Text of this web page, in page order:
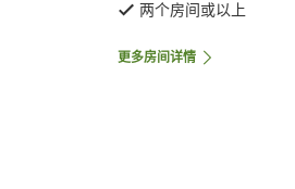
两个房间或以上
更多房间详情